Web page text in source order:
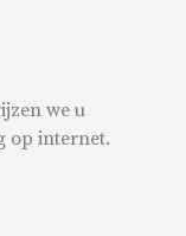
we u
op internet.